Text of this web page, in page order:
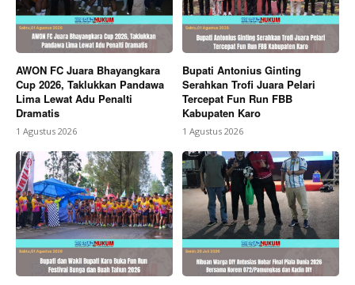
AWON FC Juara Bhayangkara
Cup 2026, Taklukkan Pandawa
Lima Lewat Adu Penalti
Dramatis
1 Agustus 2026
Bupati Antonius Ginting
Serahkan Trofi Juara Pelari
Tercepat Fun Run FBB
Kabupaten Karo
1 Agustus 2026